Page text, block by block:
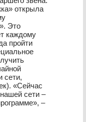
открыла
Это
каждому
пройти
сети,
«Сейчас
сети –
–